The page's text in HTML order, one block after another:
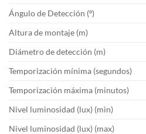
Ángulo de Detección (º)
Altura de montaje (m)
Diámetro de detección (m)
Temporización mínima (segundos)
Temporización máxima (minutos)
Nivel luminosidad (lux) (min)
Nivel luminosidad (lux) (max)